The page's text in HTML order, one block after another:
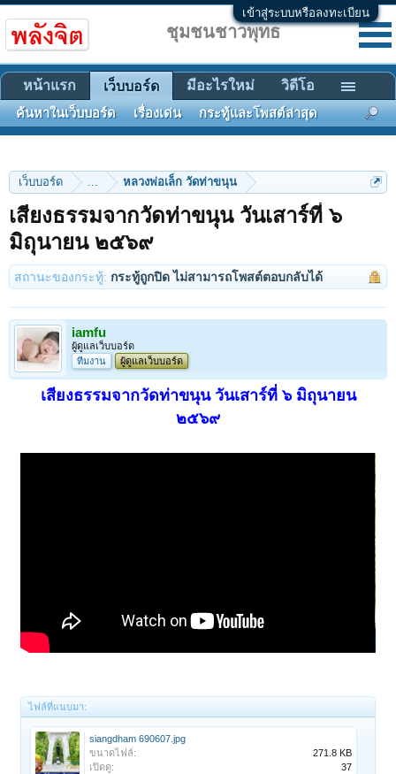
เข้าสู่ระบบหรือลงทะเบียน
เว็บบอร์ด ... หลวงพ่อเล็ก วัดท่าขนุน
เสียงธรรมจากวัดท่าขนุน วันเสาร์ที่ ๖
มิถุนายน ๒๕๖๙
สถานะของกระทู้: กระทู้ถูกปิด ไม่สามารถโพสต์ตอบกลับได้
iamfu
ผู้ดูแลเว็บบอร์ด
ทีมงาน
ผู้ดูแลเว็บบอร์ด
เสียงธรรมจากวัดท่าขนุน วันเสาร์ที่ ๖ มิถุนายน
๒๕๖๙
ไฟล์ที่แนบมา:
siangdham 690607.jpg
ขนาดไฟล์:
271.8 KB
เปิดดู:
37
ชุมชนชาวพุทธ
หน้าแรก เว็บบอร์ด
ค้นหาในเว็บบอร์ด เรื่องเด่น กระทู้และโพสต์ล่าสุด
มีอะไรใหม่ วิดีโอ